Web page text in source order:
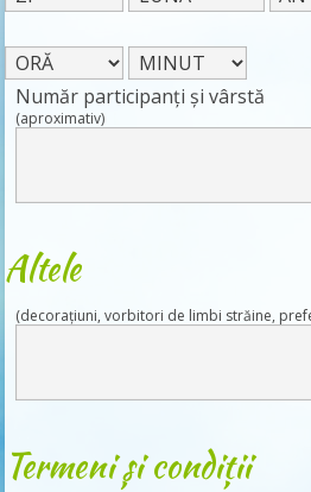
Număr participanți și vârstă
(aproximativ)
Altele
(decorațiuni, vorbitori de limbi străine,
Termeni și condiții